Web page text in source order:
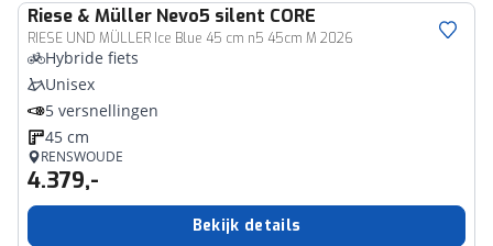
Riese & Müller Nevo5 silent CORE
RIESE UND MÜLLER Ice Blue 45 cm n5 45cm M 2026
Hybride fiets
Unisex
5 versnellingen
45 cm
RENSWOUDE
4.379,-
Bekijk details